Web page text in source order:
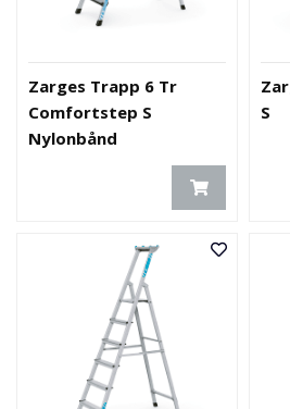
Zarges Trapp 6 Tr
Comfortstep S
Nylonbånd
S